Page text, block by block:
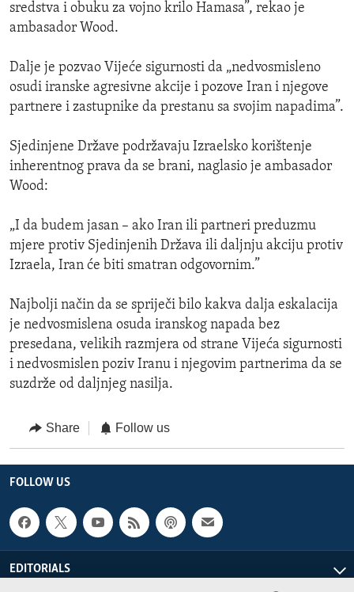
sredstva i obuku za vojno krilo Hamasa”, rekao je
ambasador Wood.
Dalje je pozvao Vijeće sigurnosti da „nedvosmisleno
osudi iranske agresivne akcije i pozove Iran i njegove
partnere i zastupnike da prestanu sa svojim napadima”.
Sjedinjene Države podržavaju Izraelsko korištenje
inherentnog prava da se brani, naglasio je ambasador
Wood:
„I da budem jasan – ako Iran ili partneri preduzmu
mjere protiv Sjedinjenih Država ili daljnju akciju protiv
Izraela, Iran će biti smatran odgovornim.”
Najbolji način da se spriječi bilo kakva dalja eskalacija
je nedvosmislena osuda iranskog napada bez
presedana, velikih razmjera od strane Vijeća sigurnosti
i nedvosmislen poziv Iranu i njegovim partnerima da se
suzdrže od daljnjeg nasilja.
Share Follow us
FOLLOW US
EDITORIALS